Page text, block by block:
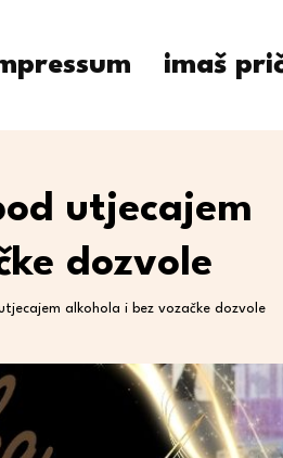
imaš
utjecajem
dozvole
alkohola i bez vozačke dozvole